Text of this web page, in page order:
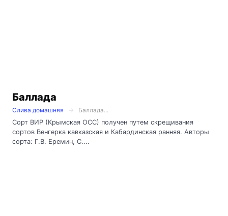
Баллада
Слива домашняя
Баллада...
Сорт ВИР (Крымская ОСС) получен путем скрещивания
сортов Венгерка кавказская и Кабардинская ранняя. Авторы
сорта: Г.В. Еремин, С....